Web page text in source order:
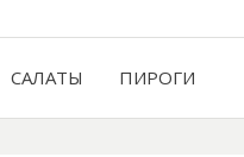
САЛАТЫ ПИРОГИ